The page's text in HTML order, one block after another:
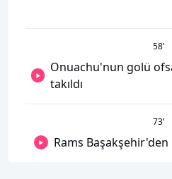
58’
Onuachu'nun golü
takıldı
73’
Rams